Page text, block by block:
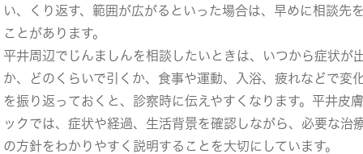
い、くり返す、範囲が広がるといった場合は、早めに相談先
ことがあります。
平井周辺でじんましんを相談したいときは、いつから症状が
か、どのくらいで引くか、食事や運動、入浴、疲れなどで変
を振り返っておくと、診察時に伝えやすくなります。平井皮
ックでは、症状や経過、生活背景を確認しながら、必要な治
の方針をわかりやすく説明することを大切にしています。